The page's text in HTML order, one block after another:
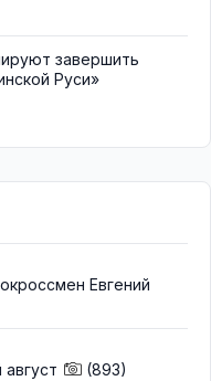
завершить
Руси»
Евгений
(893)